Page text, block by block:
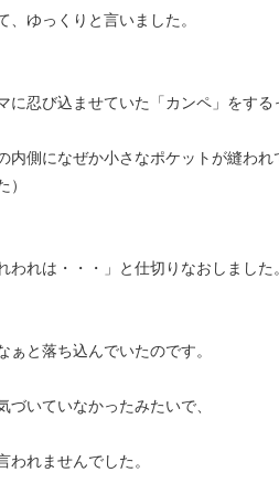
ゆっくりと言いました。
忍び込ませていた「カンペ」をする
内側になぜか小さなポケットが縫われ
れは・・・」と仕切りなおしました。
と落ち込んでいたのです。
いていなかったみたいで、
れませんでした。